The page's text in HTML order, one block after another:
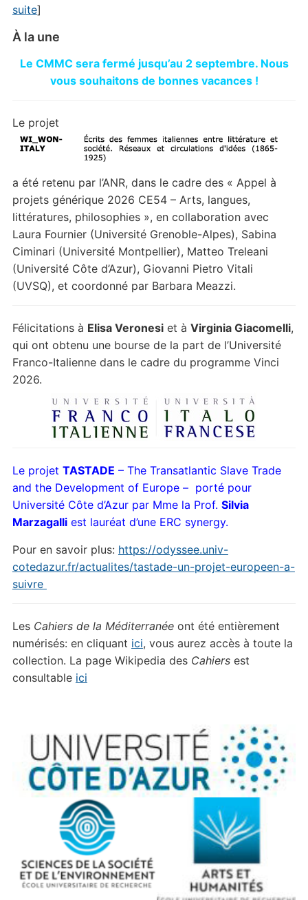
suite]
À la une
Le CMMC sera fermé jusqu’au 2 septembre. Nous
vous souhaitons de bonnes vacances !
Le projet
a été retenu par l’ANR, dans le cadre des « Appel à
projets générique 2026 CE54 – Arts, langues,
littératures, philosophies », en collaboration avec
Laura Fournier (Université Grenoble-Alpes), Sabina
Ciminari (Université Montpellier), Matteo Treleani
(Université Côte d’Azur), Giovanni Pietro Vitali
(UVSQ), et coordonné par Barbara Meazzi.
Félicitations à Elisa Veronesiet à Virginia Giacomelli,
qui ont obtenu une bourse de la part de l’Université
Franco-Italienne dans le cadre du programme Vinci
2026.
Le projet TASTADE – The Transatlantic Slave Trade
and the Development of Europe – porté pour
Université Côte d’Azur par Mme la Prof. Silvia
Marzagalliest lauréat d’une ERC synergy.
Pour en savoir plus: https://odyssee.univ-
cotedazur.fr/actualites/tastade-un-projet-europeen-a-
suivre
Les Cahiers de la Méditerranéeont été entièrement
numérisés: en cliquant ici, vous aurez accès à toute la
collection. La page Wikipedia des Cahiersest
consultable ici